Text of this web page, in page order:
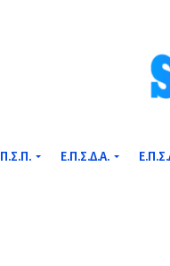
Ε.Π.Σ.Δ.Α.